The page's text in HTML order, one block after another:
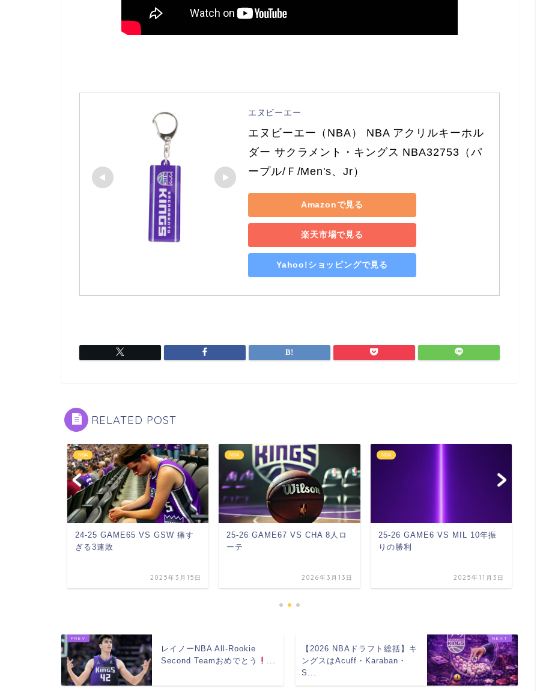
エヌビーエー
エヌビーエー（NBA） NBA アクリルキーホル
ダー サクラメント・キングス NBA32753（パ
ープル/Ｆ/Men's、Jr）
Amazonで見る
楽天市場で見る
Yahoo!ショッピングで見る
RELATED POST
NBA
25-26 GAME67 VS CHA 8人ロ
ーテ
2026年3月13日
NBA
25-26 GAME6 VS MIL 10年振
りの勝利
2025年11月3日
NBA
24-25 GAME65 VS GSW 痛す
ぎる3連敗
2025年3月15日
レイノーNBA All-Rookie
Second Teamおめでとう
【2026 NBAドラフト総括】キ
ングスはAcuff・Karaban・
S...